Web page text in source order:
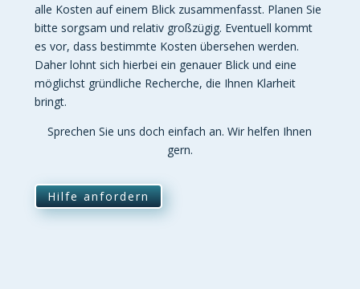
alle Kosten auf einem Blick zusammenfasst. Planen Sie
bitte sorgsam und relativ großzügig. Eventuell kommt
es vor, dass bestimmte Kosten übersehen werden.
Daher lohnt sich hierbei ein genauer Blick und eine
möglichst gründliche Recherche, die Ihnen Klarheit
bringt.
Sprechen Sie uns doch einfach an. Wir helfen Ihnen
gern.
Hilfe anfordern